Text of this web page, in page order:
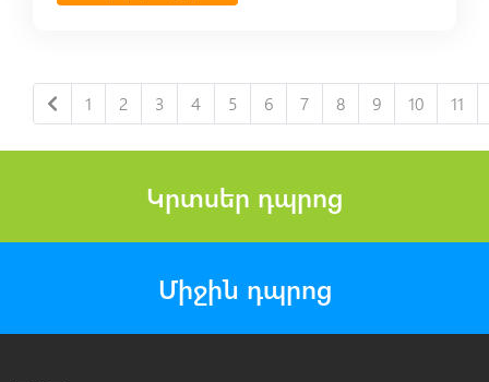
1 2 3 4 5 6 7 8 9 10 11
Կրտսեր դպրոց
Միջին դպրոց